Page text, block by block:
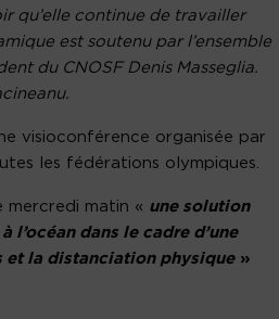
qu’elle continue de travailler
est soutenu par l’ensemble
du CNOSF Denis Masseglia.
visioconférence organisée par
les fédérations olympiques.
mercredi matin « une solution
l’océan dans le cadre d’une
et la distanciation physique»